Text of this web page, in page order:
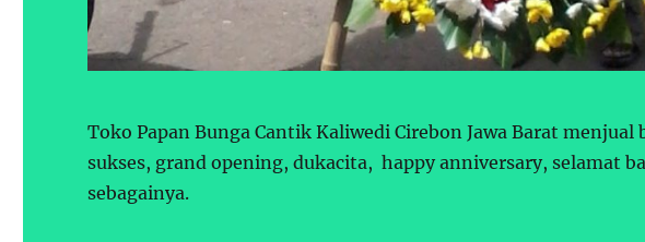
Toko Papan Bunga Cantik Kaliwedi Cirebon Jawa Barat
sukses, grand opening, dukacita, happy anniversary, selamat
sebagainya.